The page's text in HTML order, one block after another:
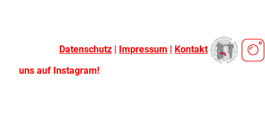
Datenschutz | Impressum | Kontakt
uns auf Instagram!